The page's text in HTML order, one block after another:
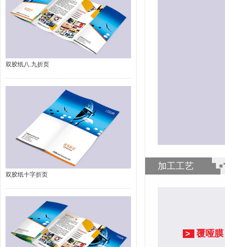
双胶纸八.九折页
双胶纸十字折页
加工工艺
> 覆哑膜